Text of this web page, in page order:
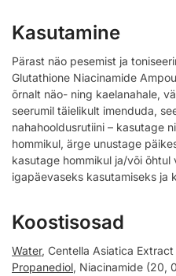
Kasutamine
Pärast näo pesemist ja
Glutathione Niacinamide
õrnalt näo- ning kaelanahale,
seerumil täielikult imenduda,
nahahooldusrutiini – kasutage
hommikul, ärge unustage
kasutage hommikul ja/või
igapäevaseks kasutamiseks ja
Koostisosad
Water, Centella Asiatica
Propanediol, Niacinamide (20,